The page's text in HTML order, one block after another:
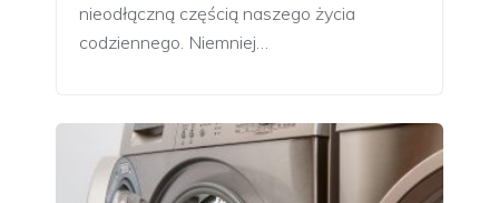
nieodłączną częścią naszego życia
codziennego. Niemniej…